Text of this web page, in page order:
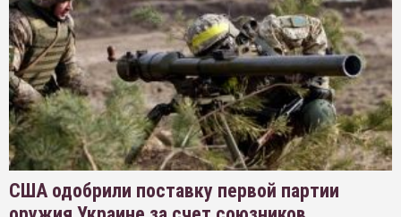
США одобрили поставку первой партии